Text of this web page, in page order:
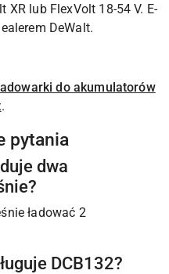
XR lub FlexVolt 18-54 V. E-
DeWalt.
do akumulatorów
.
pytania
dwa
ładować 2
DCB132?